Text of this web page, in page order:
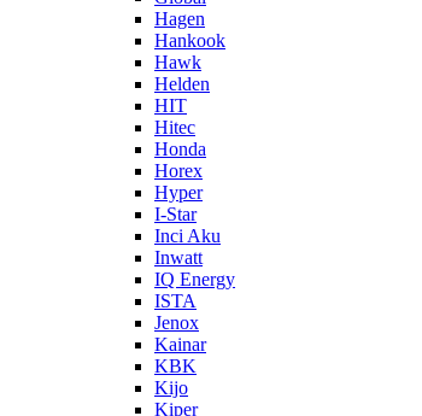
Hagen
Hankook
Hawk
Helden
HIT
Hitec
Honda
Horex
Hyper
I-Star
Inci Aku
Inwatt
IQ Energy
ISTA
Jenox
Kainar
KBK
Kijo
Kiper